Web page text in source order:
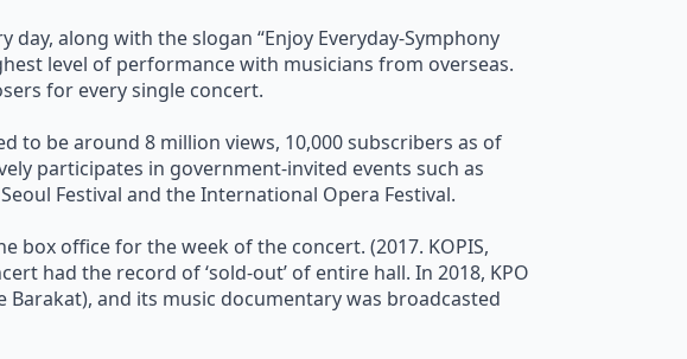
day, along with the slogan “Enjoy Everyday-Symphony
level of performance with musicians from overseas.
for every single concert.
to be around 8 million views, 10,000 subscribers as of
participates in government-invited events such as
Festival and the International Opera Festival.
box office for the week of the concert. (2017. KOPIS,
had the record of ‘sold-out’ of entire hall. In 2018, KPO
and its music documentary was broadcasted